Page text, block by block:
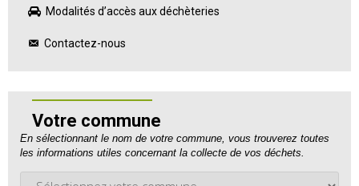
Modalités d’accès aux déchèteries
Contactez-nous
Votre commune
En sélectionnant le nom de votre commune, vous trouverez toutes
les informations utiles concernant la collecte de vos déchets.